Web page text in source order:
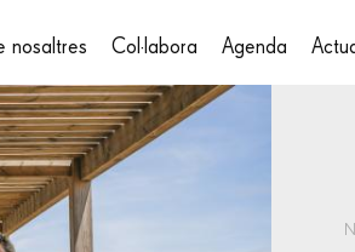
nosaltres Col·labora Agenda